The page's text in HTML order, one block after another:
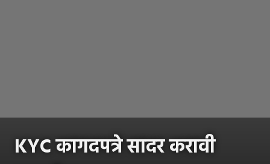
KYC कागदपत्रे सादर करावी